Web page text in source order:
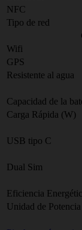
NFC
Tipo de red
Wifi
GPS
Resistente al agua
Capacidad de la
Carga Rápida (W)
USB tipo C
Dual Sim
Eficiencia
Unidad de